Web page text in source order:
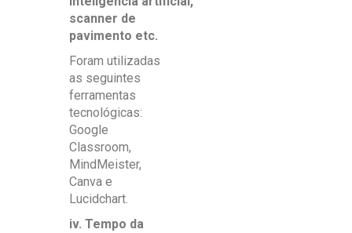
scanner de
pavimento etc.
Foram utilizadas
as seguintes
ferramentas
tecnológicas:
Google
Classroom,
MindMeister,
Canva e
Lucidchart.
iv. Tempo da